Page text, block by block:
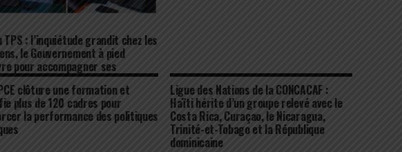
TPS : l’inquiétude grandit chez les
le Gouvernement à pied
pour accompagner ses
aux États-Unis
clôture une formation et
plus de 120 cadres pour
la performance des politiques
Ligue des Nations de la CONCACAF :
Haïti hérite d’un groupe relevé avec le
Costa Rica, Curaçao, le Nicaragua,
Trinité-et-Tobago et la République
dominicaine